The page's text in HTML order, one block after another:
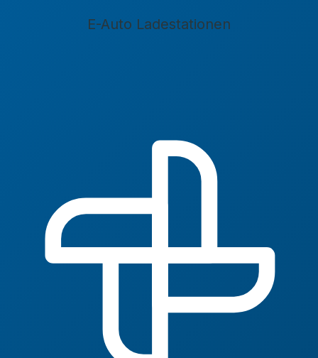
E-Auto Ladestationen